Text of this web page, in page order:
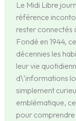
Le Midi Libre
référence
rester connectés
Fondé en 1944,
décennies les
leur vie
d\’informations
simplement
emblématique,
pour